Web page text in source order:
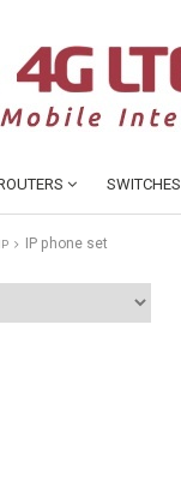
SWITCHES
IP phone set